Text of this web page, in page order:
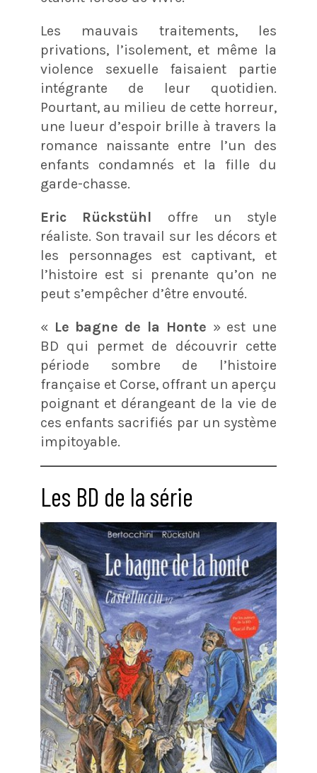
Les mauvais traitements, les
privations, l’isolement, et même la
violence sexuelle faisaient partie
intégrante de leur quotidien.
Pourtant, au milieu de cette horreur,
une lueur d’espoir brille à travers la
romance naissante entre l’un des
enfants condamnés et la fille du
garde-chasse.
Eric Rückstühl offre un style
réaliste. Son travail sur les décors et
les personnages est captivant, et
l’histoire est si prenante qu’on ne
peut s’empêcher d’être envouté.
« Le bagne de la Honte » est une
BD qui permet de découvrir cette
période sombre de l’histoire
française et Corse, offrant un aperçu
poignant et dérangeant de la vie de
ces enfants sacrifiés par un système
impitoyable.
Les BD de la série